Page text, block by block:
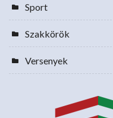
Sport
Szakkörök
Versenyek